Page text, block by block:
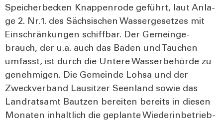
Spei­cher­be­cken Knap­pen­ro­de geführt, laut Anla­
ge 2. Nr.1. des Säch­si­schen Was­ser­ge­set­zes mit
Ein­schrän­kun­gen schiff­bar. Der Gemein­ge­
brauch, der u.a. auch das Baden und Tau­chen
umfasst, ist durch die Unte­re Was­ser­be­hör­de zu
geneh­mi­gen. Die Gemein­de Loh­sa und der
Zweck­ver­band Lau­sit­zer Seen­land sowie das
Land­rats­amt Baut­zen berei­ten bereits in die­sen
Mona­ten inhalt­lich die geplan­te Wie­der­in­be­trieb­